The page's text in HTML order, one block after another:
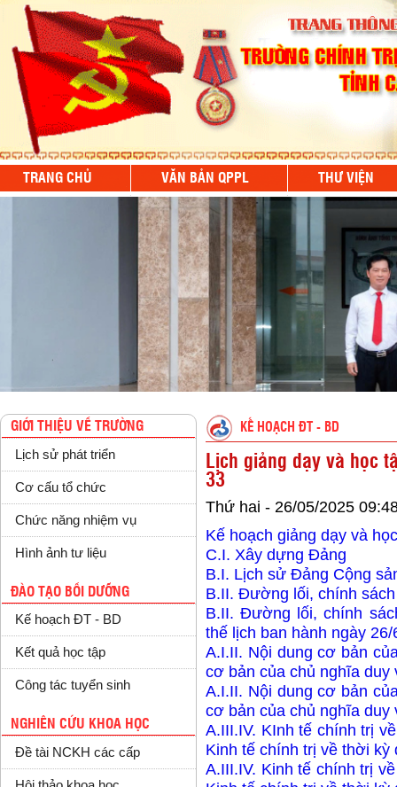
TRANG CHỦ VĂN BẢN QPPL THƯ VIỆN
GIỚI THIỆU VỀ TRƯỜNG
Lịch sử phát triển
Cơ cấu tổ chức
Chức năng nhiệm vụ
Hình ảnh tư liệu
ĐÀO TẠO BỒI DƯỠNG
Kế hoạch ĐT - BD
Kết quả học tập
Công tác tuyển sinh
NGHIÊN CỨU KHOA HỌC
Đề tài NCKH các cấp
KẾ HOẠCH ĐT - BD
Lịch giảng dạy và học
33
Thứ hai - 26/05/2025
Kế hoạch giảng dạy và
C.I. Xây dựng Đảng
B.I. Lịch sử Đảng Cộng
B.II. Đường lối, chính
B.II. Đường lối, chính
thế lịch ban hành ngày 26/
A.I.II. Nội dung cơ bản
cơ bản của chủ nghĩa duy
A.I.II. Nội dung cơ bản
cơ bản của chủ nghĩa duy
A.III.IV. KInh tế chính trị
Kinh tế chính trị về thời kỳ
A.III.IV. Kinh tế chính trị